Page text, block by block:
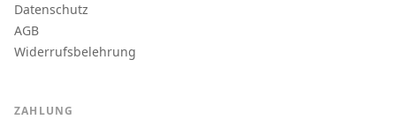
Datenschutz
AGB
Widerrufsbelehrung
ZAHLUNG